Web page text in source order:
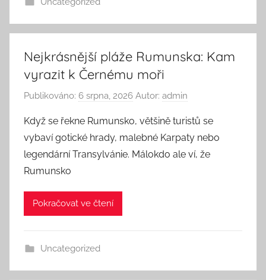
Nejkrásnější pláže Rumunska: Kam
vyrazit k Černému moři
Publikováno: 6 srpna, 2026 Autor: admin
Když se řekne Rumunsko, většině turistů se
vybaví gotické hrady, malebné Karpaty nebo
legendární Transylvánie. Málokdo ale ví, že
Rumunsko
Pokračovat ve čtení
Uncategorized